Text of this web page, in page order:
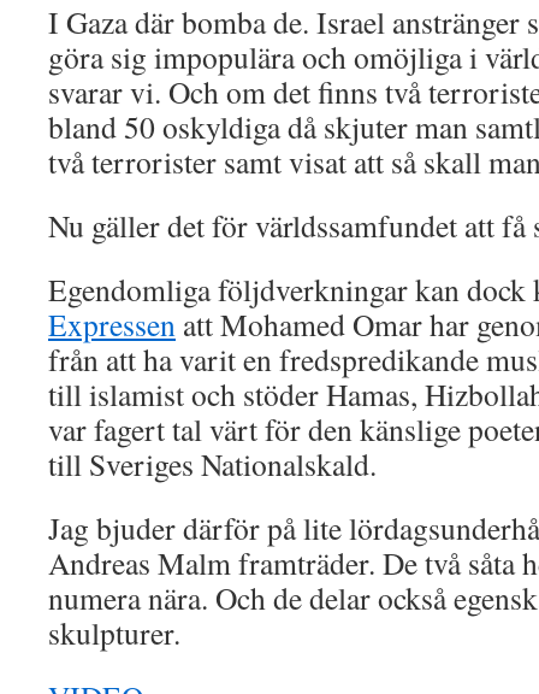
I Gaza där bomba de. Israel anstränger
göra sig impopulära och omöjliga i
svarar vi. Och om det finns två
bland 50 oskyldiga då skjuter man
två terrorister samt visat att så skall
Nu gäller det för världssamfundet att
Egendomliga följdverkningar kan dock
Expressen att Mohamed Omar har
från att ha varit en fredspredikande
till islamist och stöder Hamas,
var fagert tal värt för den känslige
till Sveriges Nationalskald.
Jag bjuder därför på lite
Andreas Malm framträder. De två såta
numera nära. Och de delar också
skulpturer.